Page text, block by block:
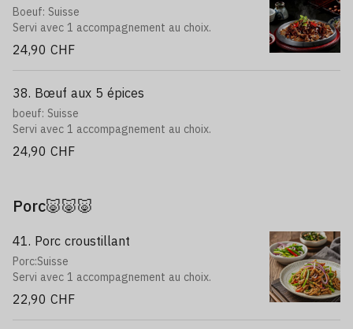
Boeuf: Suisse
Servi avec 1 accompagnement au choix.
24,90 CHF
38. Bœuf aux 5 épices
boeuf: Suisse
Servi avec 1 accompagnement au choix.
24,90 CHF
Porc🐷🐷🐷
41. Porc croustillant
Porc:Suisse
Servi avec 1 accompagnement au choix.
22,90 CHF